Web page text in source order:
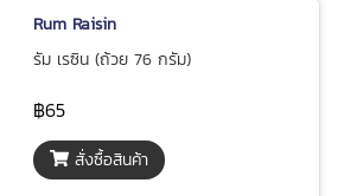
Rum Raisin
รัม เรซิน (ถ้วย 76 กรัม)
฿65
สั่งซื้อสินค้า